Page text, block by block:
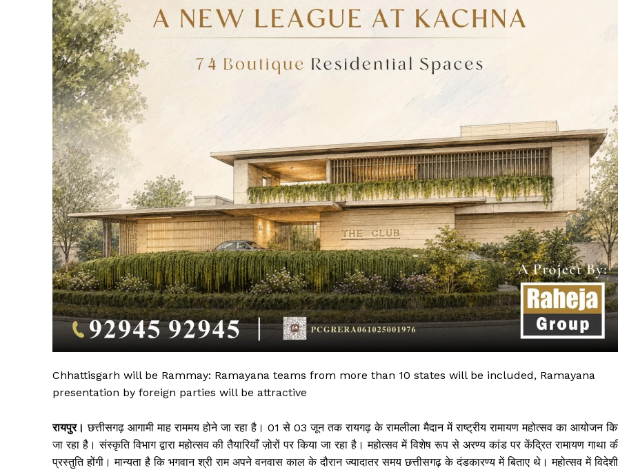
Chhattisgarh will be Rammay: Ramayana teams from more than 10 states will be included, Ramayana
presentation by foreign parties will be attractive
रायपुर। छत्तीसगढ़ आगामी माह राममय होने जा रहा है। 01 से 03 जून तक रायगढ़ के रामलीला मैदान में राष्ट्रीय रामायण महोत्सव का आयोजन
जा रहा है। संस्कृति विभाग द्वारा महोत्सव की तैयारियाँ ज़ोरों पर किया जा रहा है। महोत्सव में विशेष रूप से अरण्य कांड पर केंद्रित रामायण गाथा
प्रस्तुति होंगी। मान्यता है कि भगवान श्री राम अपने वनवास काल के दौरान ज्यादातर समय छत्तीसगढ़ के दंडकारण्य में बिताए थे। महोत्सव में विदेशी